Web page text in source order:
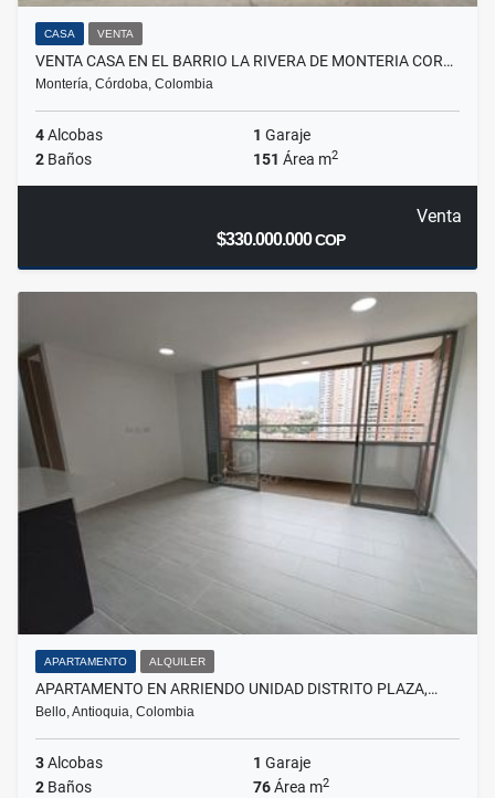
CASA VENTA
VENTA CASA EN EL BARRIO LA RIVERA DE MONTERIA COR…
Montería, Córdoba, Colombia
4Alcobas 1 Garaje
2 Baños 151 Área m2
Venta
$330.000.000COP
APARTAMENTO ALQUILER
APARTAMENTO EN ARRIENDO UNIDAD DISTRITO PLAZA,…
Bello, Antioquia, Colombia
3Alcobas 1 Garaje
2 Baños 76Área m2